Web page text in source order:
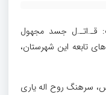
قـ.اتـ.ل جسد مجهول
تابعه این شهرستان،
خبر پلیس، سرهنگ روح اله یاری